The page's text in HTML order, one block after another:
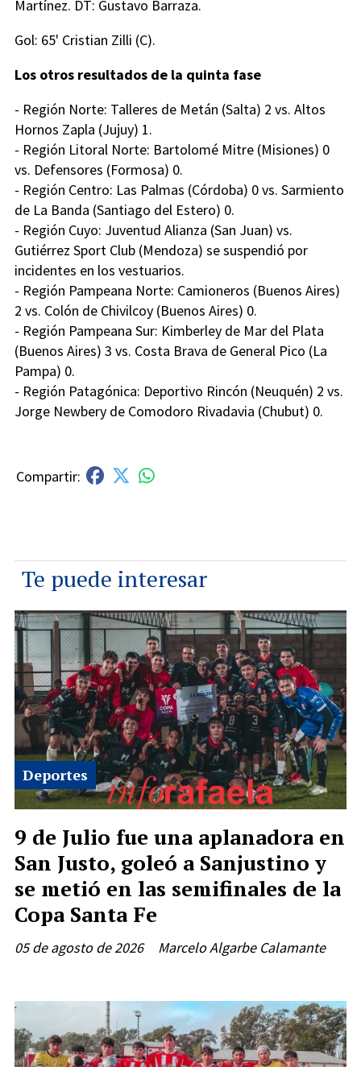
Martínez. DT: Gustavo Barraza.
Gol: 65' Cristian Zilli (C).
Los otros resultados de la quinta fase
- Región Norte: Talleres de Metán (Salta) 2 vs. Altos
Hornos Zapla (Jujuy) 1.
- Región Litoral Norte: Bartolomé Mitre (Misiones) 0
vs. Defensores (Formosa) 0.
- Región Centro: Las Palmas (Córdoba) 0 vs. Sarmiento
de La Banda (Santiago del Estero) 0.
- Región Cuyo: Juventud Alianza (San Juan) vs.
Gutiérrez Sport Club (Mendoza) se suspendió por
incidentes en los vestuarios.
- Región Pampeana Norte: Camioneros (Buenos Aires)
2 vs. Colón de Chivilcoy (Buenos Aires) 0.
- Región Pampeana Sur: Kimberley de Mar del Plata
(Buenos Aires) 3 vs. Costa Brava de General Pico (La
Pampa) 0.
- Región Patagónica: Deportivo Rincón (Neuquén) 2 vs.
Jorge Newbery de Comodoro Rivadavia (Chubut) 0.
Te puede interesar
9 de Julio fue una aplanadora en
San Justo, goleó a Sanjustino y
se metió en las semifinales de la
Copa Santa Fe
Marcelo Algarbe Calamante
Deportes
05 de agosto de 2026